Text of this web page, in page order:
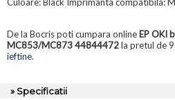
Culoare: Black Imprimanta compatibila:
De la Bocris poti cumpara online EP OKI
MC853/MC873 44844472la pretul de
ieftine.
» Specificatii